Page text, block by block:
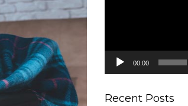
y
00:00
Recent Posts